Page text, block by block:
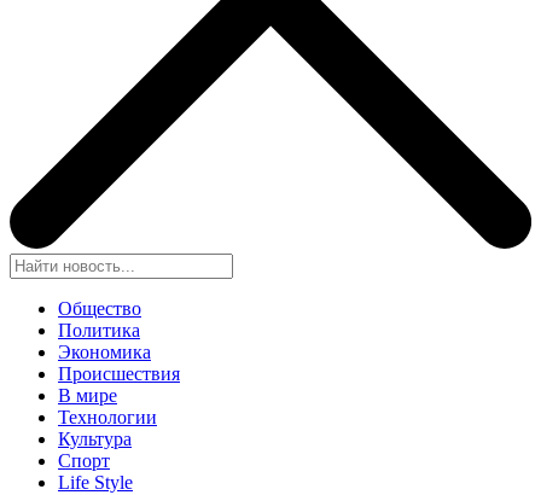
Общество
Политика
Экономика
Происшествия
В мире
Технологии
Культура
Спорт
Life Style